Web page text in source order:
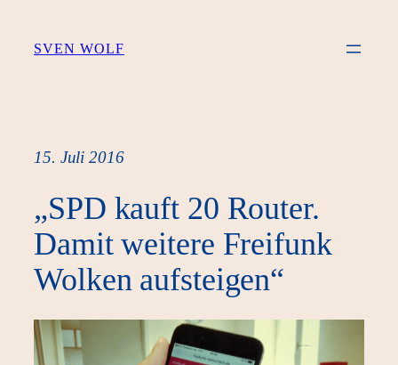
Inhalt
SVEN WOLF
15. Juli 2016
„SPD kauft 20 Router.
Damit weitere Freifunk
Wolken aufsteigen“